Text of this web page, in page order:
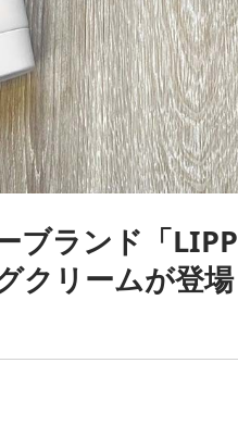
ランド「
クリームが登場